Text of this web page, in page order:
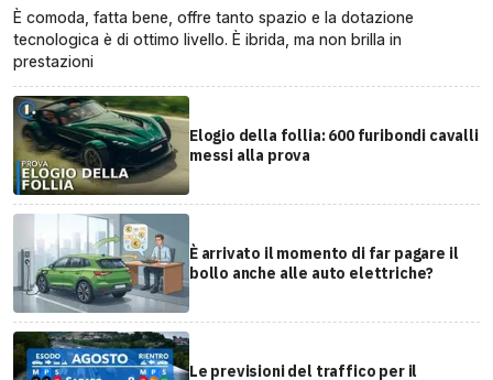
È comoda, fatta bene, offre tanto spazio e la dotazione
tecnologica è di ottimo livello. È ibrida, ma non brilla in
prestazioni
Elogio della follia: 600 furibondi cavalli
messi alla prova
È arrivato il momento di far pagare il
bollo anche alle auto elettriche?
Le previsioni del traffico per il